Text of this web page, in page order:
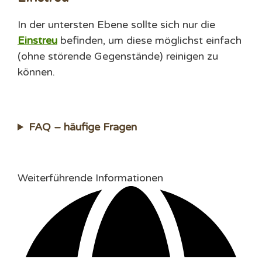
In der untersten Ebene sollte sich nur die
Einstreu befinden, um diese möglichst einfach
(ohne störende Gegenstände) reinigen zu
können.
FAQ – häufige Fragen
Weiterführende Informationen